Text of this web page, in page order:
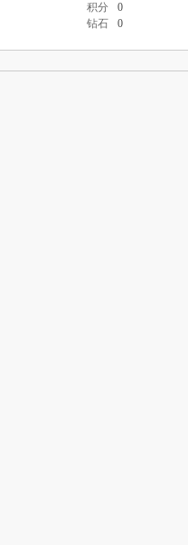
积分
0
钻石 0